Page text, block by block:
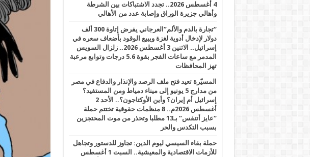
4 أغسطس 2026.. تجدد الاشتباكات بين الشرطة
وأهالي جزيرة الوراق وإصابة عدد من الأهالي
“تجارة بالدم والألم”العرجاني يفرض إتاوة 300 ألف
دولار لإدخال أدوية لغزة ويبيع الوقود بأضعاف سعره في
إسرائيل.. الاثنين 3 أغسطس 2026.. زلزال السويس
المدمر مع ساعات الفجر بقوة 5.6 درجات وتوابع مرعبة
تهز المحافظات
المسيّرة تعيد فتح ملف الرصد والإنذار والدفاع في مصر
من مدارج 5 يونيو إلى ميناء دمياط ومن المستفيد؟
إسرائيل أم إيران؟ وأين الأوكتاجون؟.. الأحد 2
أغسطس 2026م.. 8 منظمات حقوقية تختتم حملة
“عايز أتنفس” بـ13 مطلبا وتحذر من موت المحتجزين
بسبب التكدس والحر
حملة بقاء السيسي ليوم الدين: تجاوز للدستور وتجاهل
للأزمات الاقتصادية والمعيشية.. السبت 1 أغسطس